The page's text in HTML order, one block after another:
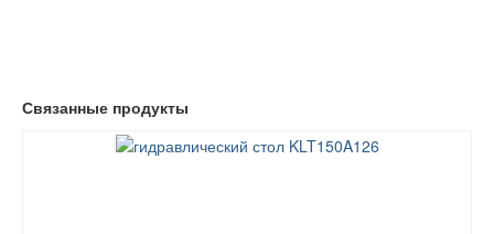
Связанные продукты